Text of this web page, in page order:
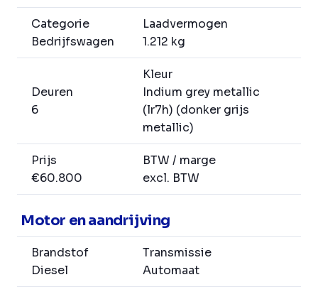
Categorie
Bedrijfswagen
Laadvermogen
1.212 kg
Deuren
6
Kleur
Indium grey metallic
(lr7h) (donker grijs
metallic)
Prijs
€60.800
BTW / marge
excl. BTW
Motor en aandrijving
Brandstof
Diesel
Transmissie
Automaat